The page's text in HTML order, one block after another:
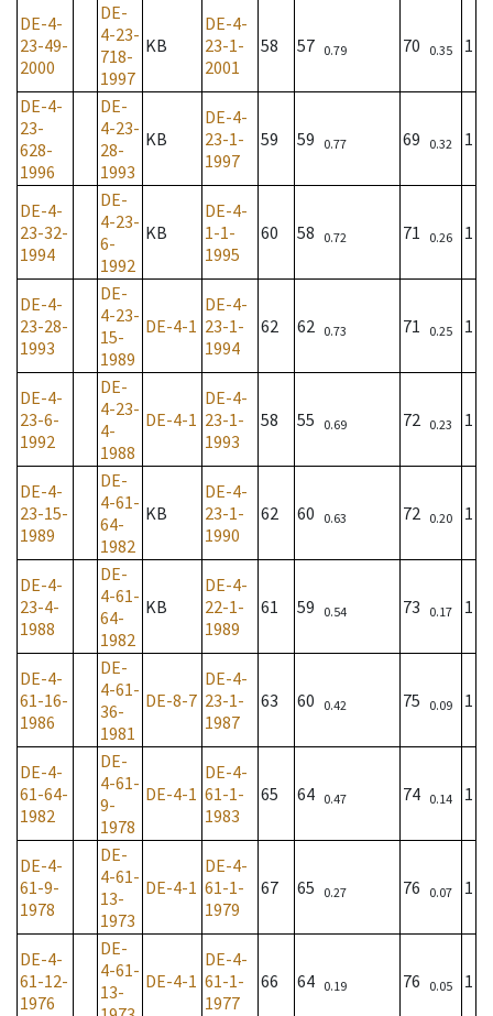
DE-4-
23-49-
2000
DE-
4-23-
718-
1997
KB
DE-4-
23-1-
2001
58 57 0.79 70 0.35 1
DE-4-
23-
628-
1996
DE-
4-23-
28-
1993
KB
DE-4-
23-1-
1997
59 59 0.77 69 0.32 1
DE-4-
23-32-
1994
DE-
4-23-
6-
1992
KB
DE-4-
1-1-
1995
60 58 0.72 71 0.26 1
DE-4-
23-28-
1993
DE-
4-23-
15-
1989
DE-4-1
DE-4-
23-1-
1994
62 62 0.73 71 0.25 1
DE-4-
23-6-
1992
DE-
4-23-
4-
1988
DE-4-1
DE-4-
23-1-
1993
58 55 0.69 72 0.23 1
DE-4-
23-15-
1989
DE-
4-61-
64-
1982
KB
DE-4-
23-1-
1990
62 60 0.63 72 0.20 1
DE-4-
23-4-
1988
DE-
4-61-
64-
1982
KB
DE-4-
22-1-
1989
61 59 0.54 73 0.17 1
DE-4-
61-16-
1986
DE-
4-61-
36-
1981
DE-8-7
DE-4-
23-1-
1987
63 60 0.42 75 0.09 1
DE-4-
61-64-
1982
DE-
4-61-
9-
1978
DE-4-1
DE-4-
61-1-
1983
65 64 0.47 74 0.14 1
DE-4-
61-9-
1978
DE-
4-61-
13-
1973
DE-4-1
DE-4-
61-1-
1979
67 65 0.27 76 0.07 1
DE-4-
61-12-
1976
DE-
4-61-
13-
DE-4-1
DE-4-
61-1-
1977
66 64 0.19 76 0.05 1